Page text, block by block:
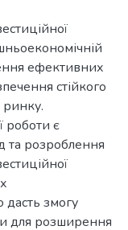
ефективних
стійкого
ринку.
роботи є
та розроблення
дасть змогу
для розширення